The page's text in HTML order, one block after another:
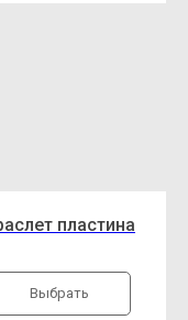
пластина
Выбрать